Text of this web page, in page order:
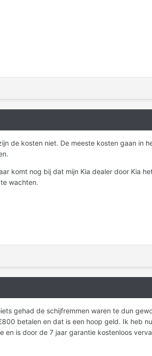
de kosten niet. De meeste kosten gaan in
komt nog bij dat mijn Kia dealer door Kia
wachten.
gehad de schijfremmen waren te dun
betalen en dat is een hoop geld. Ik heb
is door de 7 jaar garantie kostenloos